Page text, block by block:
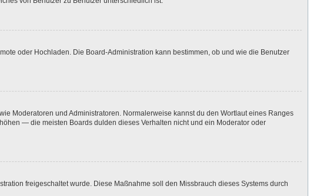
oder Hochladen. Die Board-Administration kann bestimmen, ob und wie die Benutzer
Moderatoren und Administratoren. Normalerweise kannst du den Wortlaut eines Ranges
— die meisten Boards dulden dieses Verhalten nicht und ein Moderator oder
freigeschaltet wurde. Diese Maßnahme soll den Missbrauch dieses Systems durch